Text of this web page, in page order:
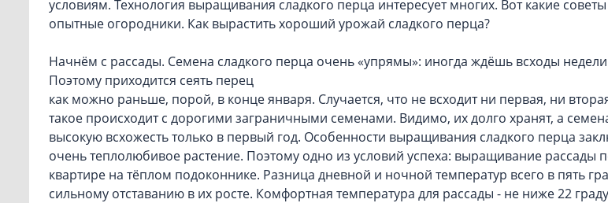
условиям. Технология выращивания сладкого перца интересует многих. Вот какие
опытные огородники. Как вырастить хороший урожай сладкого перца?
Начнём с рассады. Семена сладкого перца очень «упрямы»: иногда ждёшь всходы
Поэтому приходится сеять перец
как можно раньше, порой, в конце января. Случается, что не всходит ни первая, ни
такое происходит с дорогими заграничными семенами. Видимо, их долго хранят, а
высокую всхожесть только в первый год. Особенности выращивания сладкого перца
очень теплолюбивое растение. Поэтому одно из условий успеха: выращивание рассады
квартире на тёплом подоконнике. Разница дневной и ночной температур всего в пять
сильному отставанию в их росте. Комфортная температура для рассады - не ниже 22